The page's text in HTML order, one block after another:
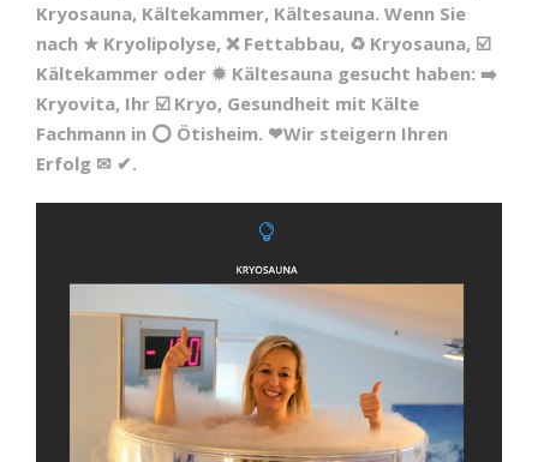
Kryosauna, Kältekammer, Kältesauna. Wenn Sie
nach ★ Kryolipolyse, ❌ Fettabbau, ♻ Kryosauna, ☑️
Kältekammer oder ✹ Kältesauna gesucht haben: ➡️
Kryovita, Ihr ☑️ Kryo, Gesundheit mit Kälte
Fachmann in ⭕ Ötisheim. ❤Wir steigern Ihren
Erfolg ✉ ✔.